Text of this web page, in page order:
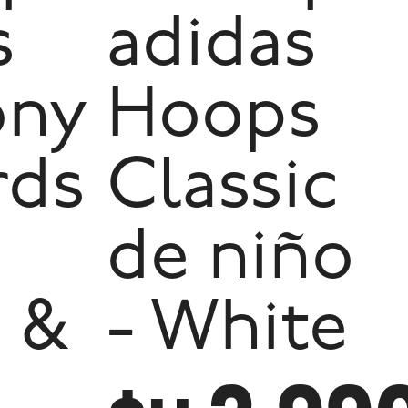
&
adidas
Hoops
Classic
de niño
- White